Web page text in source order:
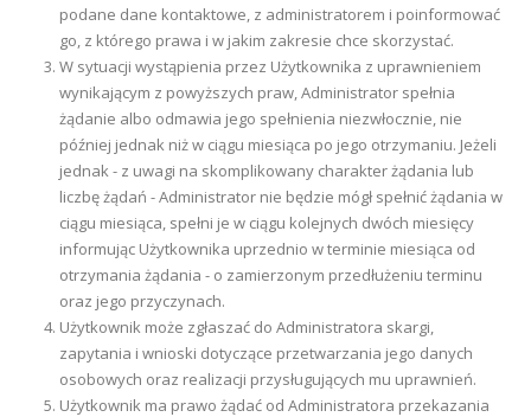
podane dane kontaktowe, z administratorem i poinformować
go, z którego prawa i w jakim zakresie chce skorzystać.
W sytuacji wystąpienia przez Użytkownika z uprawnieniem
wynikającym z powyższych praw, Administrator spełnia
żądanie albo odmawia jego spełnienia niezwłocznie, nie
później jednak niż w ciągu miesiąca po jego otrzymaniu. Jeżeli
jednak - z uwagi na skomplikowany charakter żądania lub
liczbę żądań - Administrator nie będzie mógł spełnić żądania w
ciągu miesiąca, spełni je w ciągu kolejnych dwóch miesięcy
informując Użytkownika uprzednio w terminie miesiąca od
otrzymania żądania - o zamierzonym przedłużeniu terminu
oraz jego przyczynach.
Użytkownik może zgłaszać do Administratora skargi,
zapytania i wnioski dotyczące przetwarzania jego danych
osobowych oraz realizacji przysługujących mu uprawnień.
Użytkownik ma prawo żądać od Administratora przekazania